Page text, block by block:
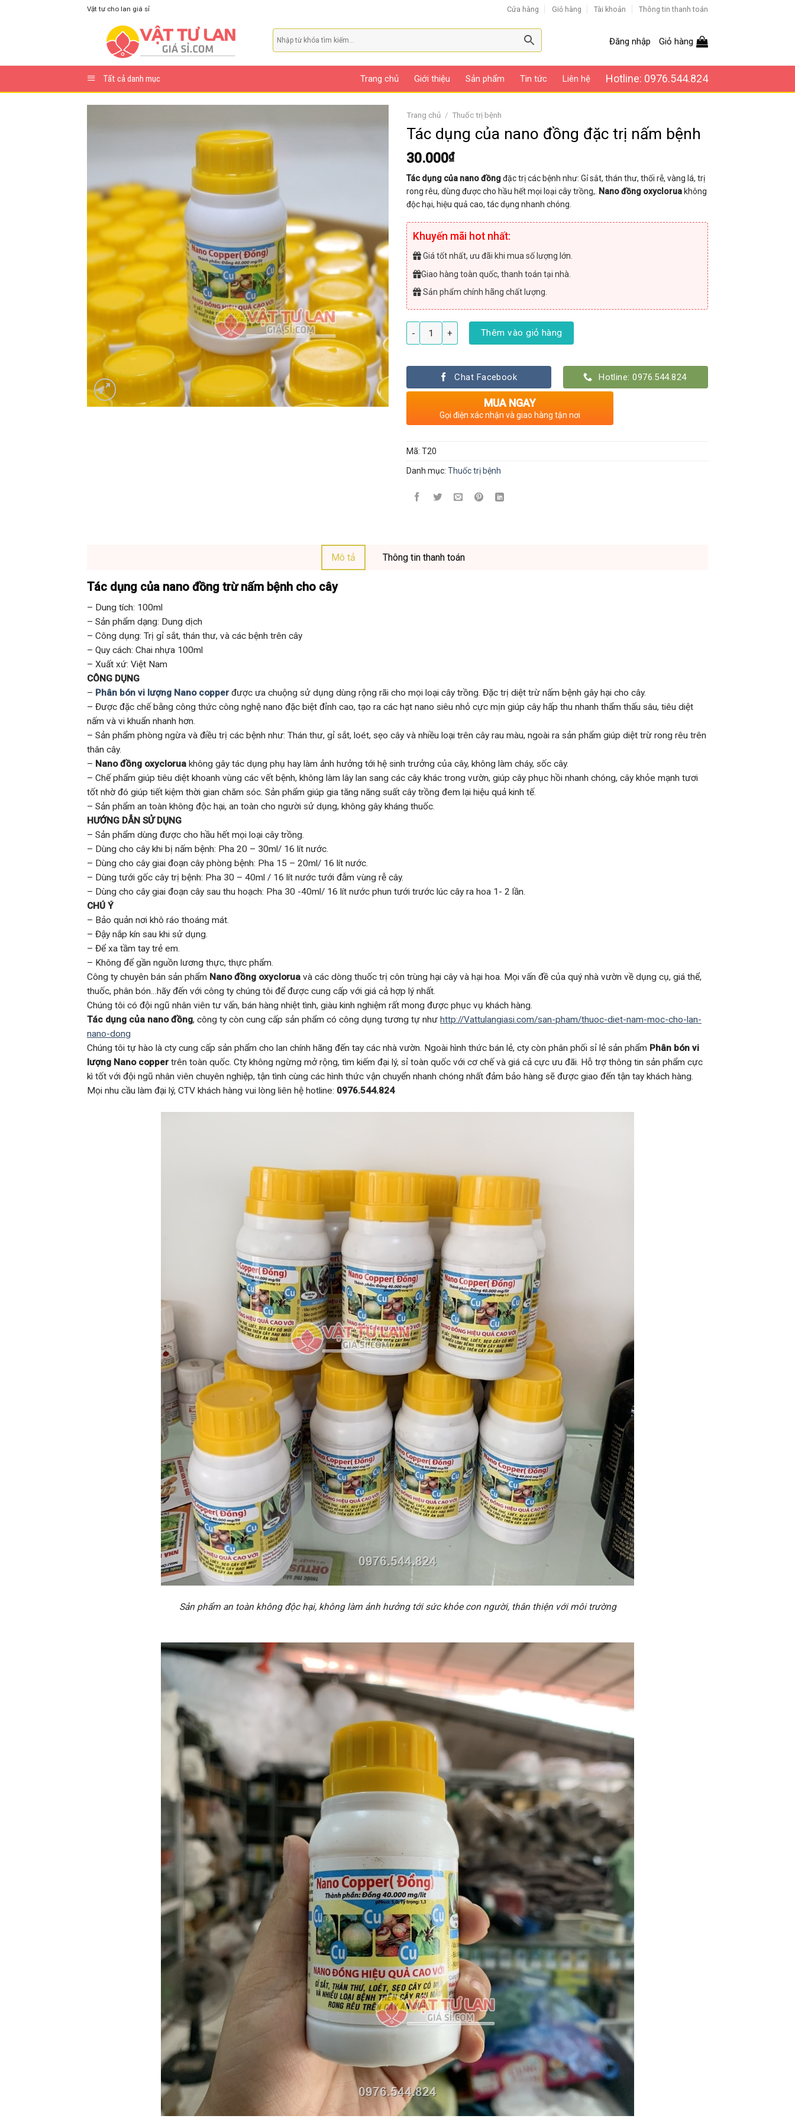
Vật tư cho lan giá sỉ Cửa hàng Giỏ hàng Tài khoản Thông tin thanh toán
Đăng nhập Giỏ hàng
Tất cả danh mục Trang chủ Giới thiệu Sản phẩm Tin tức Liên hệ Hotline: 0976.544.824
Trang chủ / Thuốc trị bệnh
Tác dụng của nano đồng đặc trị nấm bệnh
30.000₫
Tác dụng của nano đồngđặc trị các bệnh như: Gỉ sắt, thán thư, thối rễ, vàng lá, trị
rong rêu, dùng được cho hầu hết mọi loại cây trồng,. Nano đồng oxyclorua không
độc hại, hiệu quả cao, tác dụng nhanh chóng.
Khuyến mãi hot nhất:
Giá tốt nhất, ưu đãi khi mua số lượng lớn.
Giao hàng toàn quốc, thanh toán tại nhà.
Sản phẩm chính hãng chất lượng.
Tác dụng của nano đồng đặc trị nấm bệnh số lượng
Thêm vào giỏ hàng
Chat Facebook Hotline: 0976.544.824
MUA NGAY
Gọi điện xác nhận và giao hàng tận nơi
Mã: T20
Danh mục: Thuốc trị bệnh
Mô tả Thông tin thanh toán
Tác dụng của nano đồng trừ nấm bệnh cho cây
– Dung tích: 100ml
– Sản phẩm dạng: Dung dịch
– Công dụng: Trị gỉ sắt, thán thư, và các bệnh trên cây
– Quy cách: Chai nhựa 100ml
– Xuất xứ: Việt Nam
CÔNG DỤNG
– Phân bón vi lượng Nano copperđược ưa chuộng sử dụng dùng rộng rãi cho mọi loại cây trồng. Đặc trị diệt trừ nấm bệnh gây hại cho cây.
– Được đặc chế bằng công thức công nghệ nano đặc biệt đỉnh cao, tạo ra các hạt nano siêu nhỏ cực mịn giúp cây hấp thu nhanh thẩm thấu sâu, tiêu diệt
nấm và vi khuẩn nhanh hơn.
– Sản phẩm phòng ngừa và điều trị các bệnh như: Thán thư, gỉ sắt, loét, sẹo cây và nhiều loại trên cây rau màu, ngoài ra sản phẩm giúp diệt trừ rong rêu trên
thân cây.
– Nano đồng oxyclorua không gây tác dụng phụ hay làm ảnh hưởng tới hệ sinh trưởng của cây, không làm cháy, sốc cây.
– Chế phẩm giúp tiêu diệt khoanh vùng các vết bệnh, không làm lây lan sang các cây khác trong vườn, giúp cây phục hồi nhanh chóng, cây khỏe mạnh tươi
tốt nhờ đó giúp tiết kiệm thời gian chăm sóc. Sản phẩm giúp gia tăng năng suất cây trồng đem lại hiệu quả kinh tế.
– Sản phẩm an toàn không độc hại, an toàn cho người sử dụng, không gây kháng thuốc.
HƯỚNG DẪN SỬ DỤNG
– Sản phẩm dùng được cho hầu hết mọi loại cây trồng.
– Dùng cho cây khi bị nấm bệnh: Pha 20 – 30ml/ 16 lít nước.
– Dùng cho cây giai đoạn cây phòng bệnh: Pha 15 – 20ml/ 16 lít nước.
– Dùng tưới gốc cây trị bệnh: Pha 30 – 40ml / 16 lít nước tưới đẫm vùng rễ cây.
– Dùng cho cây giai đoạn cây sau thu hoạch: Pha 30 -40ml/ 16 lít nước phun tưới trước lúc cây ra hoa 1- 2 lần.
CHÚ Ý
– Bảo quản nơi khô ráo thoáng mát.
– Đậy nắp kín sau khi sử dụng.
– Để xa tầm tay trẻ em.
– Không để gần nguồn lương thực, thực phẩm.
Công ty chuyên bán sản phẩm Nano đồng oxyclorua và các dòng thuốc trị côn trùng hại cây và hại hoa. Mọi vấn đề của quý nhà vườn về dụng cụ, giá thể,
thuốc, phân bón…hãy đến với công ty chúng tôi để được cung cấp với giá cả hợp lý nhất.
Chúng tôi có đội ngũ nhân viên tư vấn, bán hàng nhiệt tình, giàu kinh nghiệm rất mong được phục vụ khách hàng.
Tác dụng của nano đồng, công ty còn cung cấp sản phẩm có công dụng tương tự như http://Vattulangiasi.com/san-pham/thuoc-diet-nam-moc-cho-lan-
nano-dong
Chúng tôi tự hào là cty cung cấp sản phẩm cho lan chính hãng đến tay các nhà vườn. Ngoài hình thức bán lẻ, cty còn phân phối sỉ lẻ sản phẩm Phân bón vi
lượng Nano coppertrên toàn quốc. Cty không ngừng mở rộng, tìm kiếm đại lý, sỉ toàn quốc với cơ chế và giá cả cực ưu đãi. Hỗ trợ thông tin sản phẩm cực
kì tốt với đội ngũ nhân viên chuyên nghiệp, tận tình cùng các hình thức vận chuyển nhanh chóng nhất đảm bảo hàng sẽ được giao đến tận tay khách hàng.
Mọi nhu cầu làm đại lý, CTV khách hàng vui lòng liên hệ hotline: 0976.544.824
Sản phẩm an toàn không độc hại, không làm ảnh hưởng tới sức khỏe con người, thân thiện với môi trường